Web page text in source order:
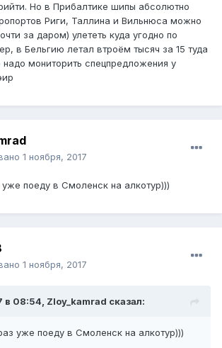
Но в Прибалтике шипы абсолютно
Риги, Таллина и Вильнюса можно
за даром) улететь куда угодно по
в Бельгию летал втроём тысяч за 15 туда
надо мониторить спецпредложения у
1 ноября, 2017
поеду в Смоленск на алкотур)))
1 ноября, 2017
в 08:54, Zloy_kamrad сказал:
уже поеду в Смоленск на алкотур)))